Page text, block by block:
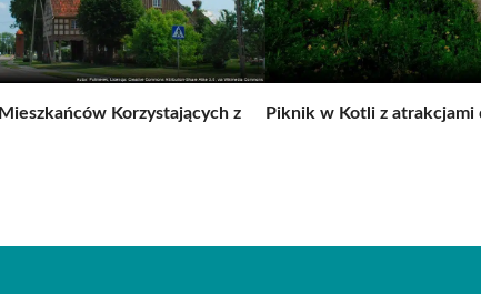
Korzystających z
Piknik w Kotli z atrakcjami